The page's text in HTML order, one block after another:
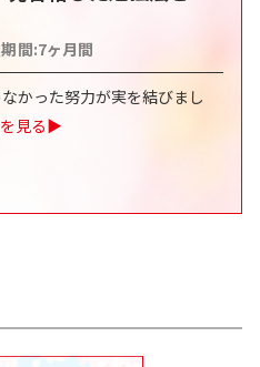
間:7ヶ月間
かった努力が実を結びまし
見る▶